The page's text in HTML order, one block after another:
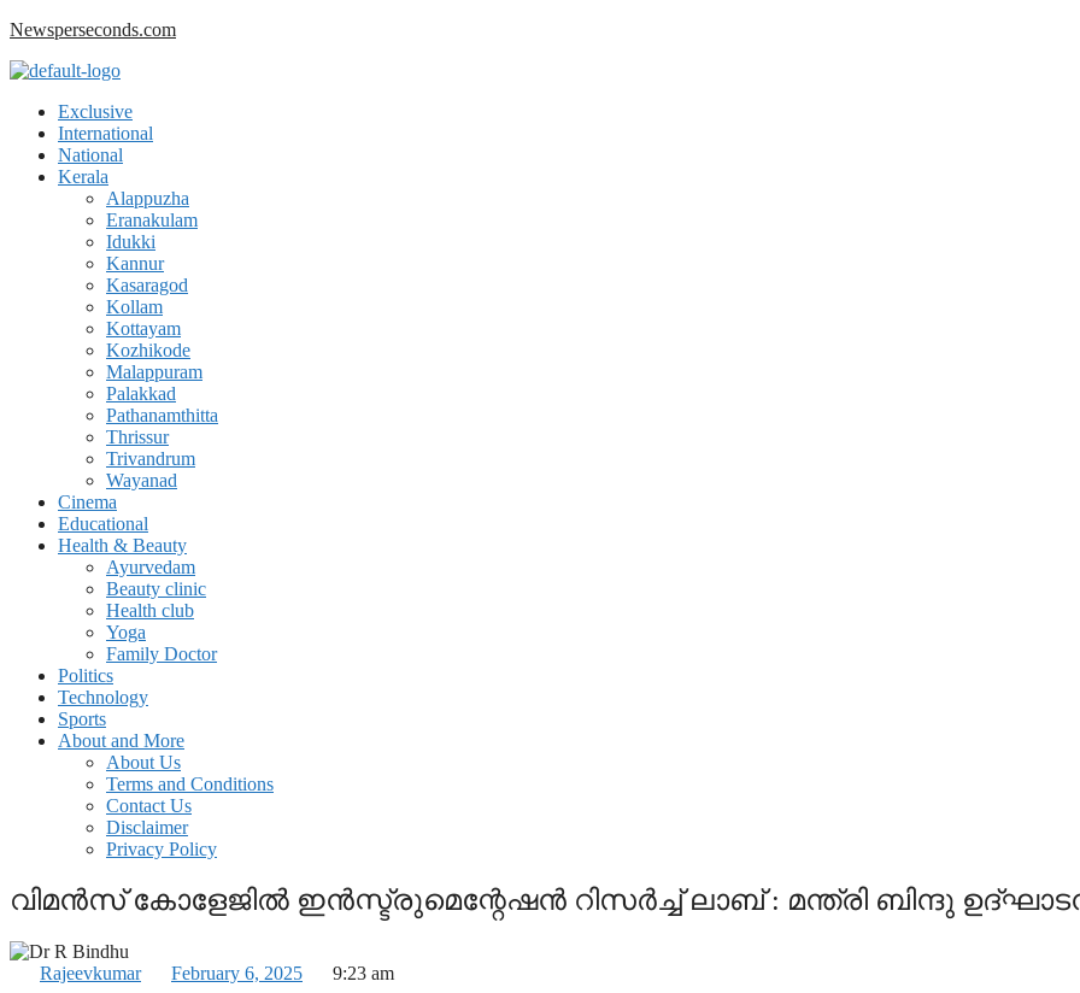
Skip
content
Newsperseconds.com
Menu
Exclusive
International
National
Kerala
Alappuzha
Eranakulam
Idukki
Kannur
Kasaragod
Kollam
Kottayam
Kozhikode
Malappuram
Palakkad
Pathanamthitta
Thrissur
Trivandrum
Wayanad
Cinema
Educational
Health & Beauty
Ayurvedam
Beauty clinic
Health club
Yoga
Family Doctor
Politics
Technology
Sports
About and More
About Us
Terms and Conditions
Contact Us
Disclaimer
Privacy Policy
വിമൻസ് കോളേജിൽ ഇൻസ്ട്രുമെന്റേഷൻ റിസർച്ച് ലാബ് : മന്ത്രി ബിന്ദു
Rajeevkumar February 6, 2025
9:23 am